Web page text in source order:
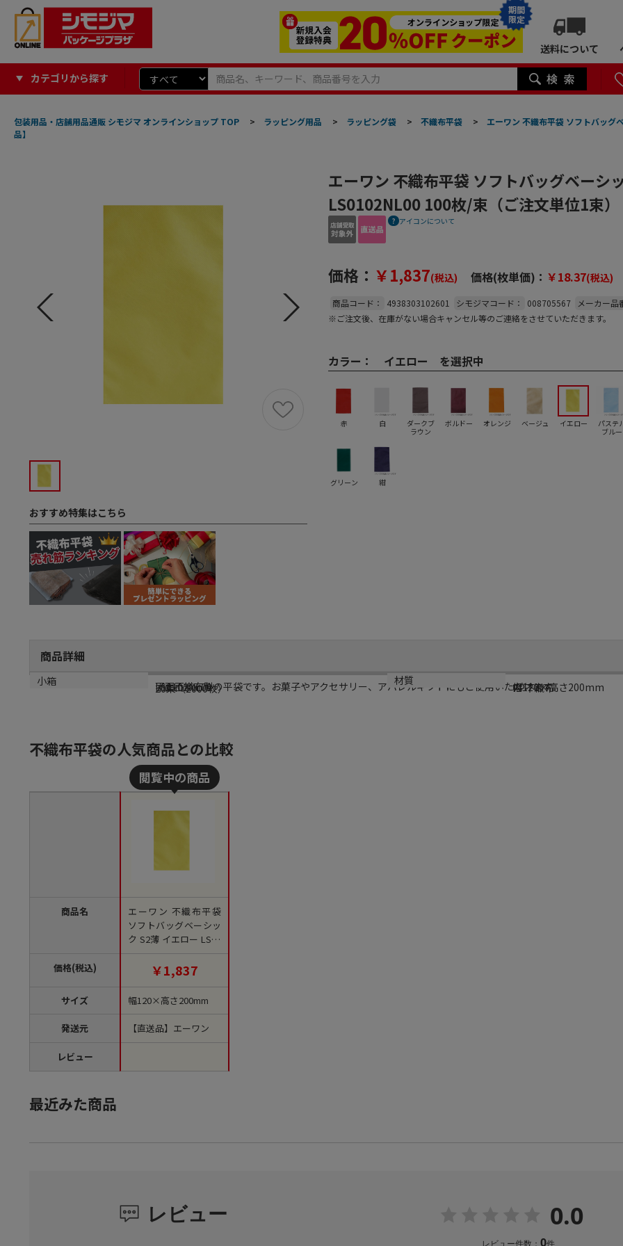
期間
限定
送料について
カテゴリから探す
包装用品・店舗用品通販 シモジマ オンラインショップ TOP > ラッピング用品 > ラッピング袋 > 不織布平袋 >
エーワン 不織布平袋 ソフトバッグ
品】
おすすめ特集はこちら
エーワン 不織布平袋 ソフトバッグベーシ
LS0102NL00 100枚/束（ご注文単位1束
アイコンについて
価格： ￥1,837(税込) 価格(枚単価)： ￥18.37(税込)
商品コード： 4938303102601 シモジマコード： 008705567
メーカー品
※ご注文後、在庫がない場合キャンセル等のご連絡をさせていただきます。
カラー： イエロー を選択中
赤 白
ダークブ
ラウン
ボルドー オレンジ ベージュ イエロー
パステ
ブルー
グリーン 紺
商品詳細
商品説明
両面不織布製の平袋です。お菓子やアクセサリー、アパレルギフトにもご使用いただけます。
メーカー品番
LS0102NL00
サイズ
幅120×高さ200mm
カラー
イエロー
材質
PP不織布
小箱
20束（2000枚）
不織布平袋の人気商品との比較
商品名
価格(税込)
サイズ
発送元
レビュー
エーワン 不織布平袋
ソフトバッグベーシッ
ク S2薄 イエロー LS01
02NL00 100枚/束（ご
注文単位1束）【直送
￥1,837
幅120×高さ200mm
【直送品】エーワン
最近みた商品
レビュー 0.0
レビュー件数： 0件